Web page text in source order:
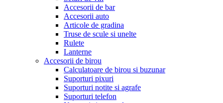
Accesorii de bar
Accesorii auto
Articole de gradina
Truse de scule si unelte
Rulete
Lanterne
Accesorii de birou
Calculatoare de birou si buzunar
Suporturi pixuri
Suporturi notite si agrafe
Suporturi telefon